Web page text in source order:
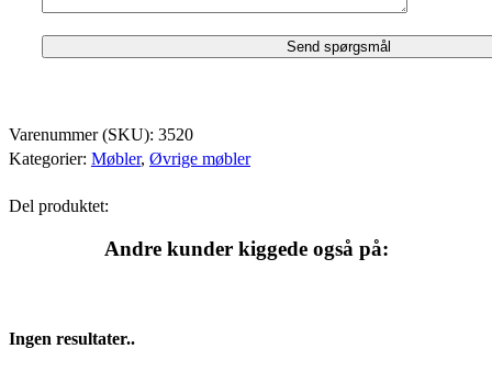
Varenummer (SKU): 3520
Kategorier: Møbler, Øvrige møbler
Del produktet:
Andre kunder kiggede også på:
Ingen resultater..